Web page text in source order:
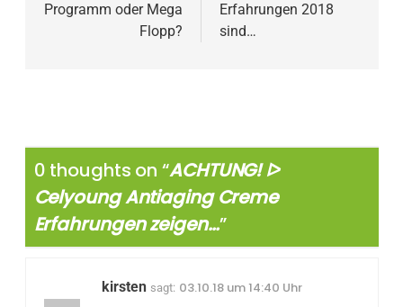
Programm oder Mega
Flopp?
Erfahrungen 2018
sind…
0 thoughts on “ACHTUNG! ᐅ
Celyoung Antiaging Creme
Erfahrungen zeigen…”
kirsten sagt: 03.10.18 um 14:40 Uhr